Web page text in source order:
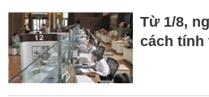
Từ 1/8,
cách tính